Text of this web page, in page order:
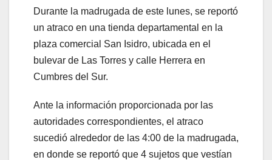
Durante la madrugada de este lunes, se reportó
un atraco en una tienda departamental en la
plaza comercial San Isidro, ubicada en el
bulevar de Las Torres y calle Herrera en
Cumbres del Sur.
Ante la información proporcionada por las
autoridades correspondientes, el atraco
sucedió alrededor de las 4:00 de la madrugada,
en donde se reportó que 4 sujetos que vestían